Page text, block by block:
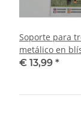
Soporte para
metálico en
Eurohunt para
€ 13,99 *